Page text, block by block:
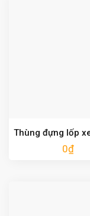
Thùng đựng lốp
0₫